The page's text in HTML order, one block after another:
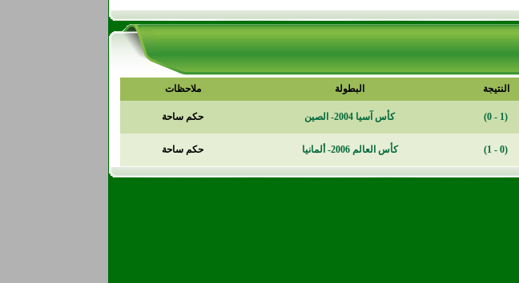
النتيجة البطولة ملاحظات
(1 - 0) كأس آسيا 2004- الصين حكم ساحة
(0 - 1) كأس العالم 2006- ألمانيا حكم ساحة